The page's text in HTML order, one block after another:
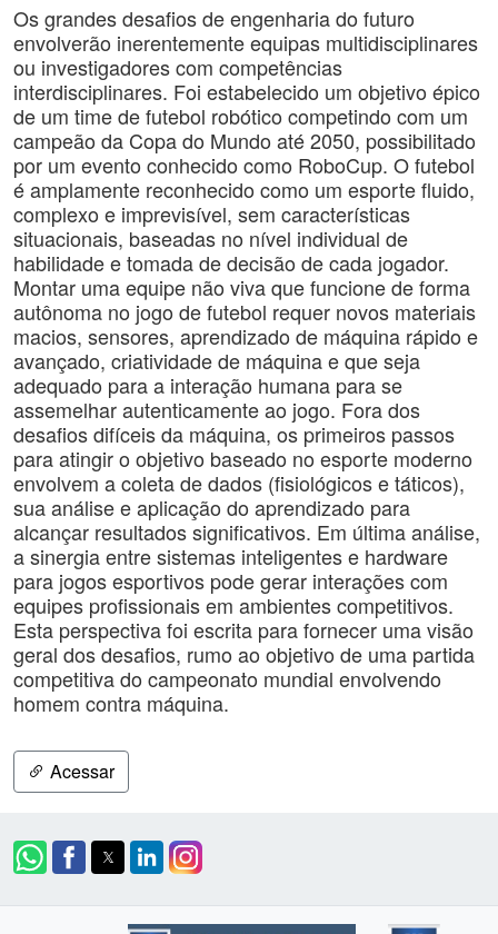
Os grandes desafios de engenharia do futuro
envolverão inerentemente equipas multidisciplinares
ou investigadores com competências
interdisciplinares. Foi estabelecido um objetivo épico
de um time de futebol robótico competindo com um
campeão da Copa do Mundo até 2050, possibilitado
por um evento conhecido como RoboCup. O futebol
é amplamente reconhecido como um esporte fluido,
complexo e imprevisível, sem características
situacionais, baseadas no nível individual de
habilidade e tomada de decisão de cada jogador.
Montar uma equipe não viva que funcione de forma
autônoma no jogo de futebol requer novos materiais
macios, sensores, aprendizado de máquina rápido e
avançado, criatividade de máquina e que seja
adequado para a interação humana para se
assemelhar autenticamente ao jogo. Fora dos
desafios difíceis da máquina, os primeiros passos
para atingir o objetivo baseado no esporte moderno
envolvem a coleta de dados (fisiológicos e táticos),
sua análise e aplicação do aprendizado para
alcançar resultados significativos. Em última análise,
a sinergia entre sistemas inteligentes e hardware
para jogos esportivos pode gerar interações com
equipes profissionais em ambientes competitivos.
Esta perspectiva foi escrita para fornecer uma visão
geral dos desafios, rumo ao objetivo de uma partida
competitiva do campeonato mundial envolvendo
homem contra máquina.
Acessar